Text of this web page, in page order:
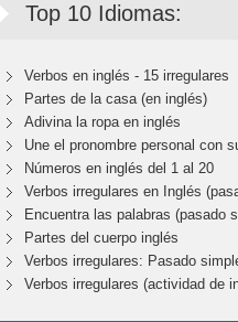
Top 10 Idiomas:
Verbos en inglés - 15 irregulares
Partes de la casa (en inglés)
Adivina la ropa en inglés
Une el pronombre personal con
Números en inglés del 1 al 20
Verbos irregulares en Inglés
Encuentra las palabras (pasado
Partes del cuerpo inglés
Verbos irregulares: Pasado
Verbos irregulares (actividad de